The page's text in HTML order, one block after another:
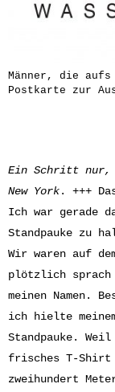
Männer, die aufs
Postkarte zur
Ein Schritt
New York. +++
Ich war gerade
Standpauke zu
Wir waren auf
plötzlich sprach
meinen Namen.
ich hielte
Standpauke.
frisches T-Shirt
zweihundert